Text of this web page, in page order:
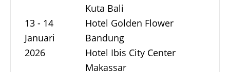
13 - 14
Januari
2026
Kuta Bali
Hotel Golden Flower
Bandung
Hotel Ibis City Center
Makassar